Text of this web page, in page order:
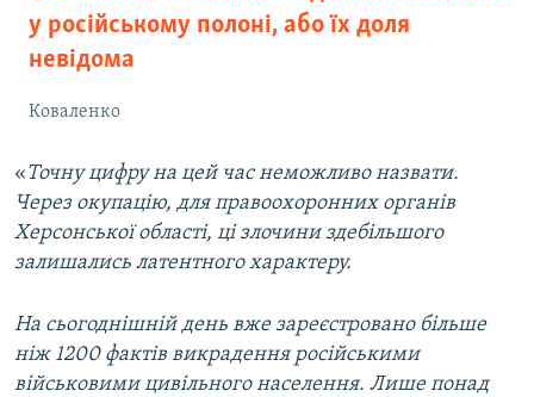
у російському полоні, або їх доля
невідома
Коваленко
«Точну цифру на цей час неможливо назвати.
Через окупацію, для правоохоронних органів
Херсонської області, ці злочини здебільшого
залишались латентного характеру.
На сьогоднішній день вже зареєстровано більше
ніж 1200 фактів викрадення російськими
військовими цивільного населення. Лише понад